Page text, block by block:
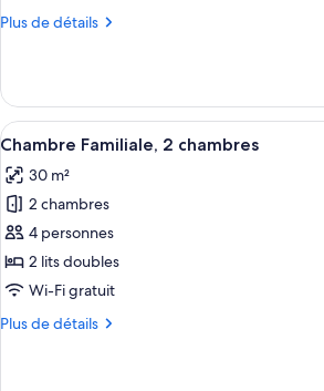
chambre :
Plus de détails
Plus
le
type
de
Chambre
Premium
Afficher
toutes
les
photos
pour
ce
type
chambre :
Une
9
Chambre Familiale, 2 chambres
30 m²
2 chambres
4 personnes
2 lits doubles
Wi-Fi gratuit
Plus de détails
Plus